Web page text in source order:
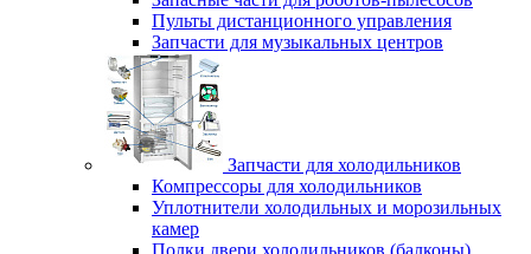
Пульты дистанционного управления
Запчасти для музыкальных центров
Запчасти для холодильников
Компрессоры для холодильников
Уплотнители холодильных и морозильных
камер
Полки двери холодильников (балконы)